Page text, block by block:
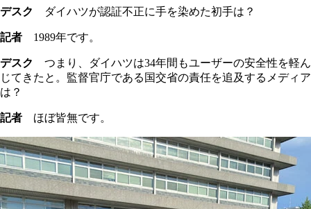
デスク ダイハツが認証不正に手を染めた初手は？
記者 1989年です。
デスク
つまり、ダイハツは34年間もユーザーの安全性を軽ん
じてきたと。監督官庁である国交省の責任を追及するメディア
は？
記者 ほぼ皆無です。